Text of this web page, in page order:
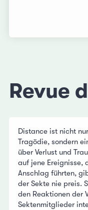
Revue
Distance ist nicht
Tragödie, sondern
über Verlust und
auf jene Ereignisse,
Anschlag führten,
der Sekte nie preis.
den Reaktionen der
Sektenmitglieder